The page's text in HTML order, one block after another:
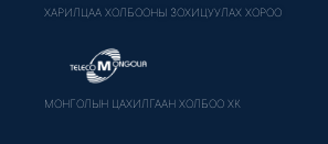
ХАРИЛЦАА ХОЛБООНЫ ЗОХИЦУУЛАХ ХОРОО
МОНГОЛЫН ЦАХИЛГААН ХОЛБОО ХК